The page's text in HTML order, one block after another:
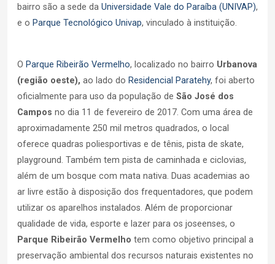
bairro são a sede da Universidade Vale do Paraíba (UNIVAP),
e o Parque Tecnológico Univap, vinculado à instituição.
O Parque Ribeirão Vermelho, localizado no bairro Urbanova
(região oeste), ao lado do Residencial Paratehy, foi aberto
oficialmente para uso da população de São José dos
Campos no dia 11 de fevereiro de 2017. Com uma área de
aproximadamente 250 mil metros quadrados, o local
oferece quadras poliesportivas e de tênis, pista de skate,
playground. Também tem pista de caminhada e ciclovias,
além de um bosque com mata nativa. Duas academias ao
ar livre estão à disposição dos frequentadores, que podem
utilizar os aparelhos instalados. Além de proporcionar
qualidade de vida, esporte e lazer para os joseenses, o
Parque Ribeirão Vermelho tem como objetivo principal a
preservação ambiental dos recursos naturais existentes no